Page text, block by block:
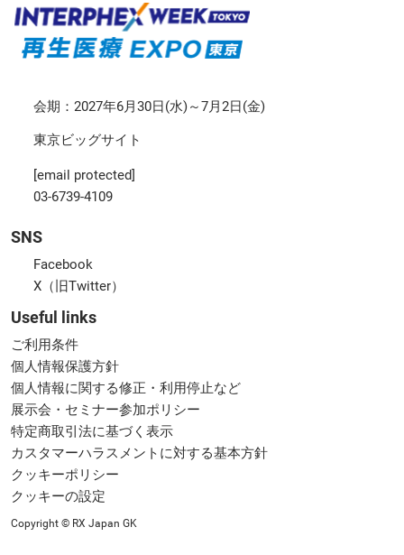
会期：2027年6月30日(水)～7月2日(金)
東京ビッグサイト
[email protected]
03-6739-4109
SNS
Facebook
X（旧Twitter）
Useful links
ご利用条件
個人情報保護方針
個人情報に関する修正・利用停止など
展示会・セミナー参加ポリシー
特定商取引法に基づく表示
カスタマーハラスメントに対する基本方針
クッキーポリシー
クッキーの設定
Copyright © RX Japan GK